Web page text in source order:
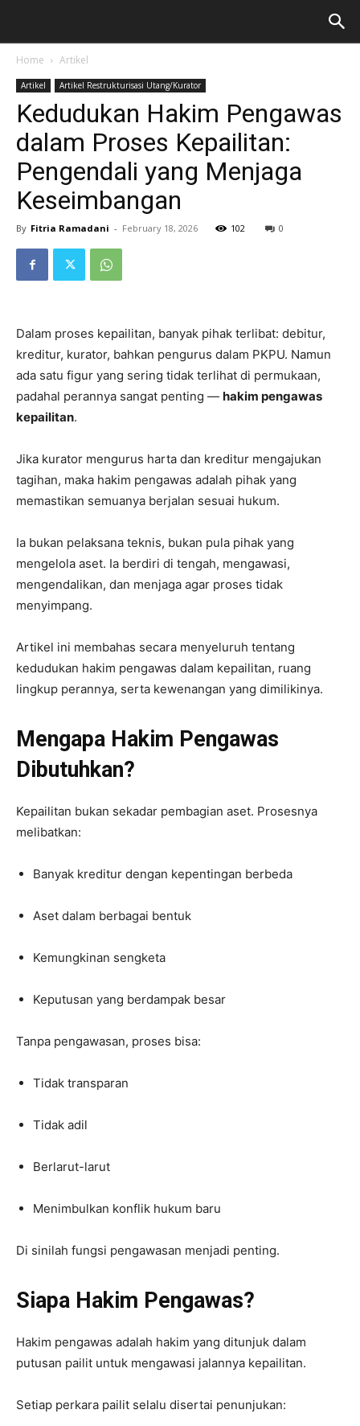
Home Artikel
Artikel Artikel Restrukturisasi Utang/Kurator
Kedudukan Hakim Pengawas
dalam Proses Kepailitan:
Pengendali yang Menjaga
Keseimbangan
By Fitria Ramadani - February 18, 2026 102 0
Dalam proses kepailitan, banyak pihak terlibat: debitur,
kreditur, kurator, bahkan pengurus dalam PKPU. Namun
ada satu figur yang sering tidak terlihat di permukaan,
padahal perannya sangat penting — hakim pengawas
kepailitan.
Jika kurator mengurus harta dan kreditur mengajukan
tagihan, maka hakim pengawas adalah pihak yang
memastikan semuanya berjalan sesuai hukum.
Ia bukan pelaksana teknis, bukan pula pihak yang
mengelola aset. Ia berdiri di tengah, mengawasi,
mengendalikan, dan menjaga agar proses tidak
menyimpang.
Artikel ini membahas secara menyeluruh tentang
kedudukan hakim pengawas dalam kepailitan, ruang
lingkup perannya, serta kewenangan yang dimilikinya.
Mengapa Hakim Pengawas
Dibutuhkan?
Kepailitan bukan sekadar pembagian aset. Prosesnya
melibatkan:
Banyak kreditur dengan kepentingan berbeda
Aset dalam berbagai bentuk
Kemungkinan sengketa
Keputusan yang berdampak besar
Tanpa pengawasan, proses bisa:
Tidak transparan
Tidak adil
Berlarut-larut
Menimbulkan konflik hukum baru
Di sinilah fungsi pengawasan menjadi penting.
Siapa Hakim Pengawas?
Hakim pengawas adalah hakim yang ditunjuk dalam
putusan pailit untuk mengawasi jalannya kepailitan.
Setiap perkara pailit selalu disertai penunjukan: